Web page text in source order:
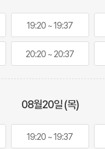
19:20 ~ 19:37
20:20 ~ 20:37
08월20일 (목)
19:20 ~ 19:37